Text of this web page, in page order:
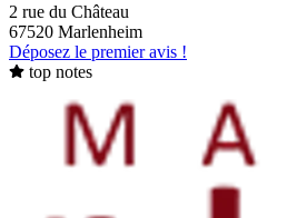
2 rue du Château
67520 Marlenheim
Déposez le premier avis !
top notes